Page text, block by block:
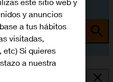
y anuncios
a tus hábitos
visitadas,
Si quieres
a nuestra